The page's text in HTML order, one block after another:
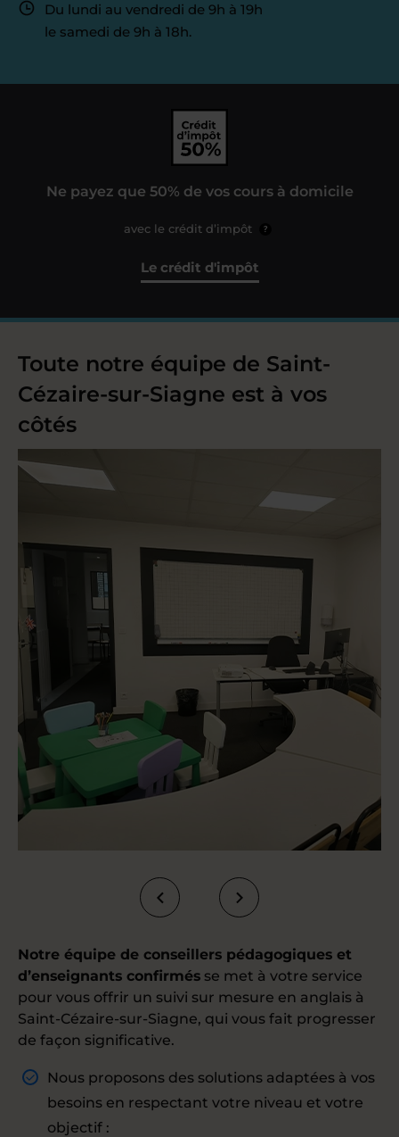
Du lundi au vendredi de 9h à 19h
le samedi de 9h à 18h.
Ne payez que 50% de vos cours à domicile
avec le crédit d’impôt ?
Le crédit d'impôt
Toute notre équipe de Saint-
Cézaire-sur-Siagne est à vos
côtés
Notre équipe de conseillers pédagogiques et
d’enseignants confirmés se met à votre service
pour vous offrir un suivi sur mesure en anglais à
Saint-Cézaire-sur-Siagne, qui vous fait progresser
de façon significative.
Nous proposons des solutions adaptées à vos
besoins en respectant votre niveau et votre
objectif :